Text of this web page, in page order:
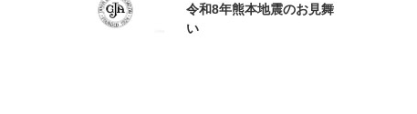
令和8年熊本地震のお見舞
い